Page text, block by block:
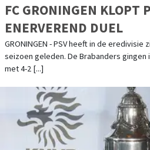
FC GRONINGEN KLOPT
ENERVEREND DUEL
GRONINGEN - PSV heeft in de
seizoen geleden. De Brabanders
met 4-2 [...]